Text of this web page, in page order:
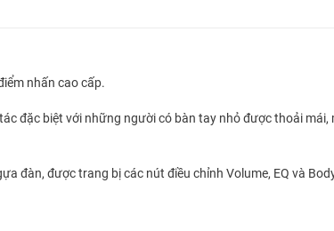
nhấn cao cấp.
đặc biệt với những người có bàn tay nhỏ được thoải mái,
đàn, được trang bị các nút điều chỉnh Volume, EQ và